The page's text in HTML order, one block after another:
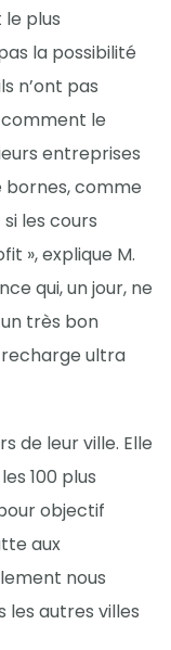
plus
la possibilité
n’ont pas
comment le
entreprises
bornes, comme
les cours
», explique M.
qui, un jour, ne
très bon
ultra
de leur ville. Elle
100 plus
objectif
aux
nous
les autres villes